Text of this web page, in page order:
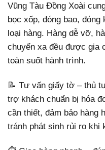
Vũng Tàu Đồng Xoài
bọc xốp, đóng bao,
loại hàng. Hàng dễ vỡ,
chuyển xa đều được gia
toàn suốt hành trình.
📝 Tư vấn giấy tờ – thủ
trợ khách chuẩn bị hóa
cần thiết, đảm bảo hàng
tránh phát sinh rủi ro khi